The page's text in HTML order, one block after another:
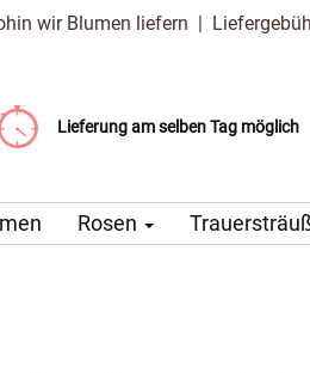
wir Blumen liefern |
Lieferung am selben Tag möglich
Liefergebühr ab 99 CZK
Wählen Sie Ihr Lieferdatum
Rosen